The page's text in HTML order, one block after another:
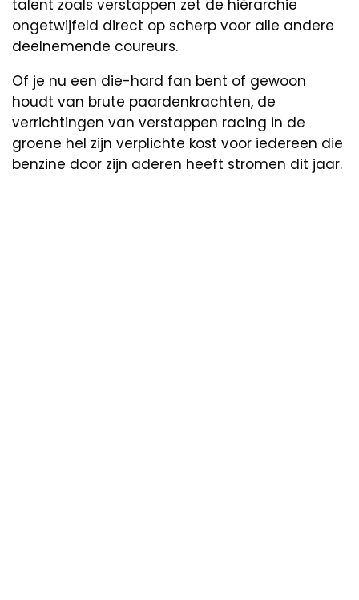
talent zoals verstappen zet de hiërarchie
ongetwijfeld direct op scherp voor alle andere
deelnemende coureurs.
Of je nu een die-hard fan bent of gewoon
houdt van brute paardenkrachten, de
verrichtingen van verstappen racing in de
groene hel zijn verplichte kost voor iedereen die
benzine door zijn aderen heeft stromen dit jaar.